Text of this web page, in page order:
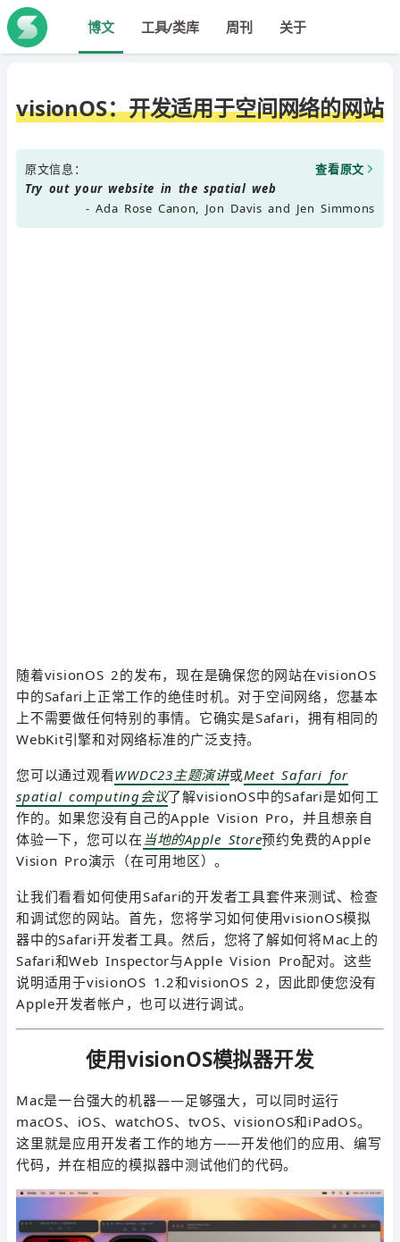
博文 工具/类库 周刊 关于
visionOS：开发适用于空间网络的网站
原文信息：
查看原文
Try out your website in the spatial web
- Ada Rose Canon, Jon Davis and Jen Simmons
随着visionOS 2的发布，现在是确保您的网站在visionOS
中的Safari上正常工作的绝佳时机。对于空间网络，您基本
上不需要做任何特别的事情。它确实是Safari，拥有相同的
WebKit引擎和对网络标准的广泛支持。
您可以通过观看WWDC23主题演讲或Meet Safari for
spatial computing会议了解visionOS中的Safari是如何工
作的。如果您没有自己的Apple Vision Pro，并且想亲自
体验一下，您可以在 当地的Apple Store预约免费的Apple
Vision Pro演示（在可用地区）。
让我们看看如何使用Safari的开发者工具套件来测试、检查
和调试您的网站。首先，您将学习如何使用visionOS模拟
器中的Safari开发者工具。然后，您将了解如何将Mac上的
Safari和Web Inspector与Apple Vision Pro配对。这些
说明适用于visionOS 1.2和visionOS 2，因此即使您没有
Apple开发者帐户，也可以进行调试。
使用visionOS模拟器开发
Mac是一台强大的机器——足够强大，可以同时运行
macOS、iOS、watchOS、tvOS、visionOS和iPadOS。
这里就是应用开发者工作的地方——开发他们的应用、编写
代码，并在相应的模拟器中测试他们的代码。